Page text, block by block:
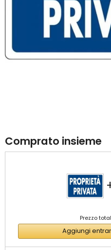
Comprato insieme
Prezzo
Aggiungi